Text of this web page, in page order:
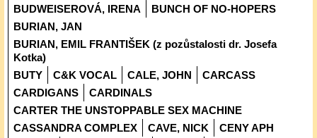
BUDWEISEROVÁ, IRENA
BUNCH OF NO-HOPERS
BURIAN, JAN
BURIAN, EMIL FRANTIŠEK (z pozůstalosti dr. Josefa
Kotka)
BUTY
C&K VOCAL CALE, JOHN
CARCASS
CARDIGANS
CARDINALS
CARTER THE UNSTOPPABLE SEX MACHINE
CASSANDRA COMPLEX
CAVE, NICK
CENY APH